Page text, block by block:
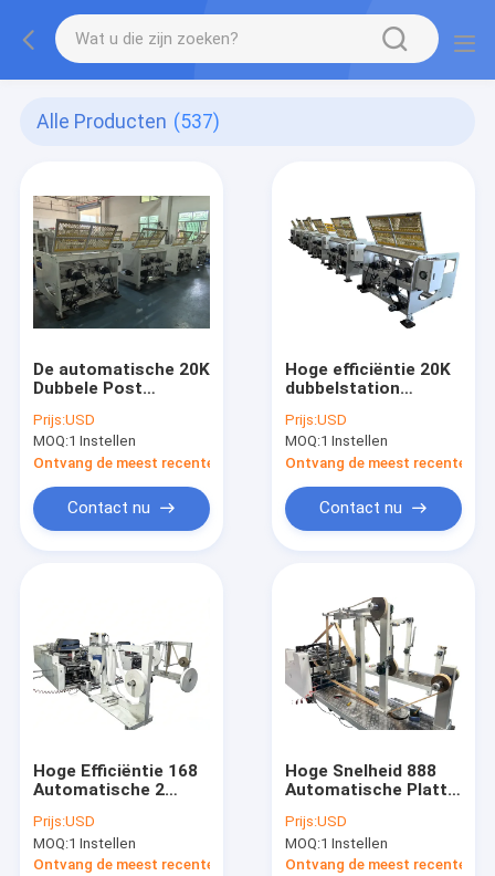
Alle Producten (537)
De automatische 20K
Dubbele Post
snelheid van de
Document
Kabelmachine die
voor de Productie
van Documentkabel
loopt
Prijs:USD
MOQ:1 Instellen
Ontvang de meest recente Prijs
Contact nu
Hoge efficiëntie 20K
dubbelstation
Machine Stabiele
output voor de
productie van papier
touw
Prijs:USD
MOQ:1 Instellen
Ontvang de meest recente
Contact nu
Hoge Efficiëntie 168
Automatische 2
Gedraaid Touw
Papieren Handvat
Plakken Machine
Prijs:USD
MOQ:1 Instellen
Ontvang de meest recente Prijs
Hoge Snelheid 888
Automatische Platte
Plakmachine
Continue Werking
Voor Papieren
Prijs:USD
MOQ:1 Instellen
Ontvang de meest recente